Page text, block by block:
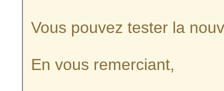
Vous pouvez tester la
En vous remerciant,